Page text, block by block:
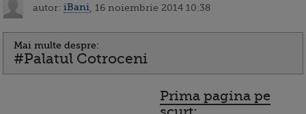
autor: iBani , 16 noiembrie 2014 10:38
Mai multe despre:
#Palatul Cotroceni
Prima pagina pe